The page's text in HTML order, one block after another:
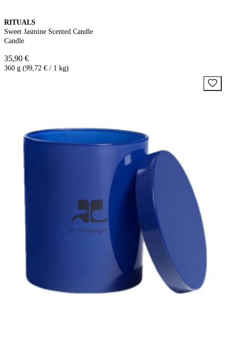
RITUALS
Sweet Jasmine Scented Candle
Candle
35,90 €
360 g (99,72 € / 1 kg)